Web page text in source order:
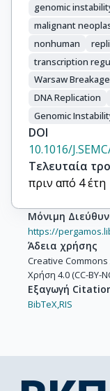
genomic
malignant
nonhuman
transcription
Warsaw
DNA Replication
Genomic
DOI
10.1016/
Τελευταία
πριν από 4 έτη
Μόνιμη
https://
Άδεια χρήσης
Creative
Χρήση 4.0 (CC-BY-
Εξαγωγή
BibTeX,RIS